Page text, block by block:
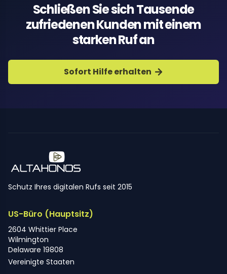
Schließen Sie sich Tausende
zufriedenen Kunden mit einem
starken Ruf an
Sofort Hilfe erhalten
Schutz Ihres digitalen Rufs seit 2015
US-Büro (Hauptsitz)
2604 Whittier Place
Wilmington
Delaware 19808
Vereinigte Staaten